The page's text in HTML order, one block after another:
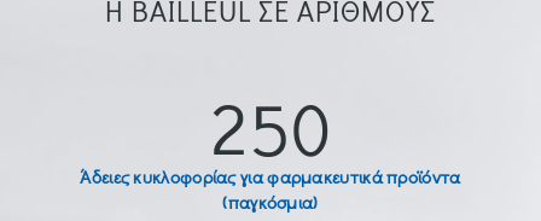
Η BAILLEUL ΣΕ ΑΡΙΘΜΟΥΣ
250
Άδειες κυκλοφορίας για φαρμακευτικά προϊόντα
(παγκόσμια)